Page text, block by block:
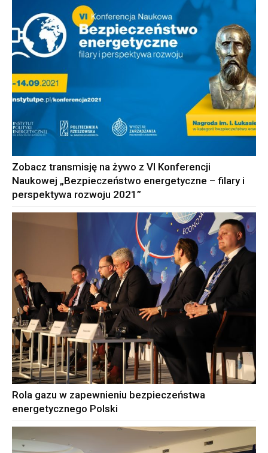
Zobacz transmisję na żywo z VI Konferencji
Naukowej „Bezpieczeństwo energetyczne – filary i
perspektywa rozwoju 2021”
Rola gazu w zapewnieniu bezpieczeństwa
energetycznego Polski